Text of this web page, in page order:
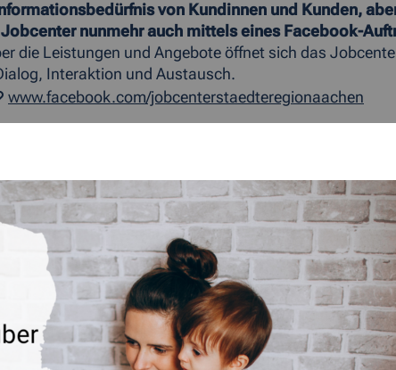
von Kundinnen und Kunden,
nunmehr auch mittels eines Facebook-
die Leistungen und Angebote öffnet sich das
Interaktion und Austausch.
www.facebook.com/jobcenterstaedteregionaachen